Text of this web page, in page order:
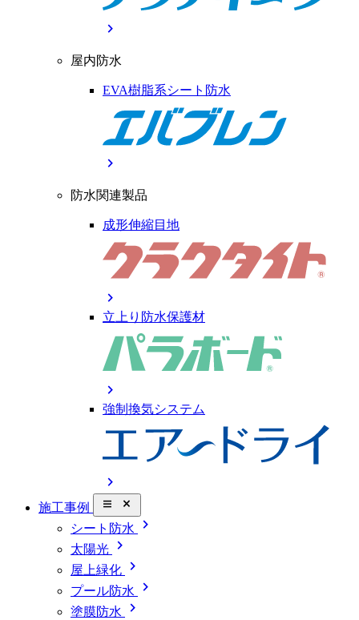
chevron_right
屋内防水
EVA樹脂系シート防水
chevron_right
防水関連製品
成形伸縮目地
chevron_right
立上り防水保護材
chevron_right
強制換気システム
chevron_right
施工事例 close_small
シート防水 chevron_right
太陽光 chevron_right
屋上緑化 chevron_right
プール防水 chevron_right
塗膜防水 chevron_right